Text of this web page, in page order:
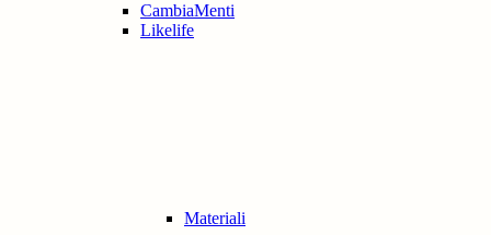
CambiaMenti
Likelife
Materiali